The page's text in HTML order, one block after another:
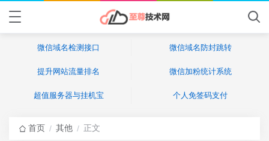
微信域名检测接口 微信域名防封跳转
提升网站流量排名 微信加粉统计系统
超值服务器与挂机宝 个人免签码支付
首页 / 其他 / 正文